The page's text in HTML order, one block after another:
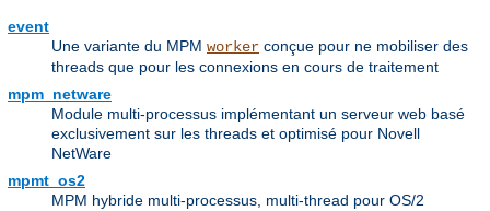
event
Une variante du MPM worker conçue pour ne mobiliser des
threads que pour les connexions en cours de traitement
mpm_netware
Module multi-processus implémentant un serveur web basé
exclusivement sur les threads et optimisé pour Novell
NetWare
mpmt_os2
MPM hybride multi-processus, multi-thread pour OS/2